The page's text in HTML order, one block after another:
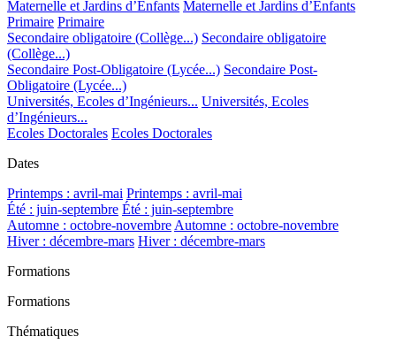
Maternelle et Jardins d’Enfants Maternelle et Jardins d’Enfants
Primaire Primaire
Secondaire obligatoire (Collège...) Secondaire obligatoire
(Collège...)
Secondaire Post-Obligatoire (Lycée...) Secondaire Post-
Obligatoire (Lycée...)
Universités, Ecoles d’Ingénieurs... Universités, Ecoles
d’Ingénieurs...
Ecoles Doctorales Ecoles Doctorales
Dates
Printemps : avril-mai Printemps : avril-mai
Été : juin-septembre Été : juin-septembre
Automne : octobre-novembre Automne : octobre-novembre
Hiver : décembre-mars Hiver : décembre-mars
Formations
Formations
Thématiques